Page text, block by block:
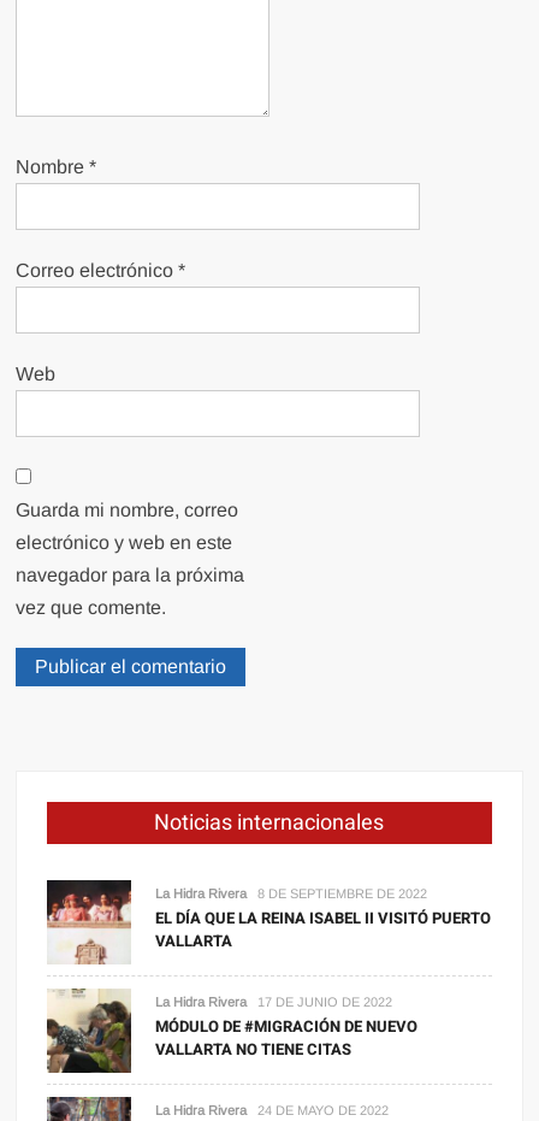
Nombre*
Correo electrónico*
Web
Guarda mi nombre, correo
electrónico y web en este
navegador para la próxima
vez que comente.
Noticias internacionales
La Hidra Rivera 8 DE SEPTIEMBRE DE 2022
EL DÍA QUE LA REINA ISABEL II VISITÓ PUERTO
VALLARTA
La Hidra Rivera 17 DE JUNIO DE 2022
MÓDULO DE #MIGRACIÓN DE NUEVO
VALLARTA NO TIENE CITAS
La Hidra Rivera 24 DE MAYO DE 2022